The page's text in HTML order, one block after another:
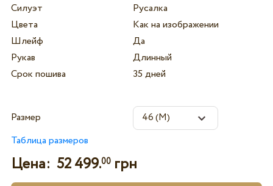
Силуэт
Русалка
Цвета
Как на изображении
Шлейф
Да
Рукав
Длинный
Срок пошива
35 дней
Размер
Таблица размеров
Цена: 52 499.00грн